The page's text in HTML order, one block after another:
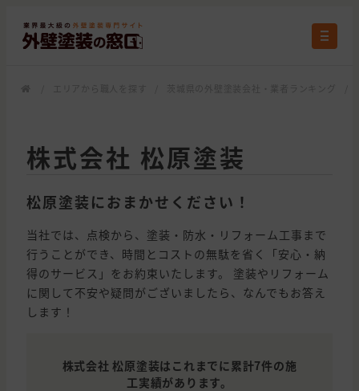
株式会社 松原塗装
松原塗装におまかせください！
当社では、点検から、塗装・防水・リフォーム工事まで
行うことができ、時間とコストの無駄を省く「安心・納
得のサービス」をお約束いたします。 塗装やリフォーム
に関して不安や疑問がございましたら、なんでもお答え
します！
株式会社 松原塗装はこれまでに累計7件の施
工実績があります。